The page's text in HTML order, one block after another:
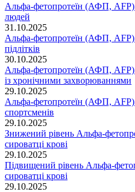
Альфа-фетопротеїн (АФП, AFP)
людей
31.10.2025
Альфа-фетопротеїн (АФП, AFP)
підлітків
30.10.2025
Альфа-фетопротеїн (АФП, AFP)
із хронічними захворюваннями
29.10.2025
Альфа-фетопротеїн (АФП, AFP)
спортсменів
29.10.2025
Знижений рівень Альфа-
сироватці крові
29.10.2025
Підвищений рівень Альфа-
сироватці крові
29.10.2025